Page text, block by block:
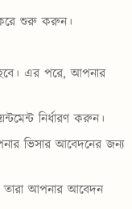
করে শুরু করুন।
এর পরে, আপনার
নির্ধারণ করুন।
ভিসার আবেদনের জন্য
তারা আপনার আবেদন